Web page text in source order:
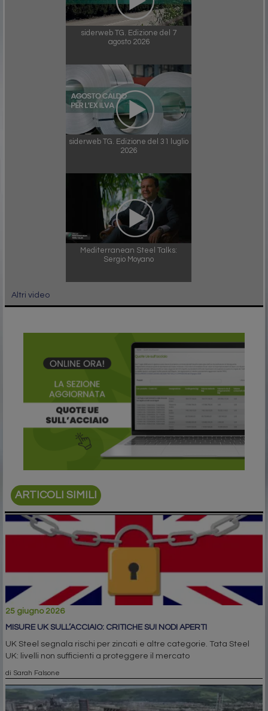
siderweb TG. Edizione del 7
agosto 2026
siderweb TG. Edizione del 31 luglio
2026
Mediterranean Steel Talks:
Sergio Moyano
Altri video
ARTICOLI SIMILI
25 giugno 2026
MISURE UK SULL’ACCIAIO: CRITICHE SUI NODI APERTI
UK Steel segnala rischi per zincati e altre categorie. Tata Steel
UK: livelli non sufficienti a proteggere il mercato
di Sarah Falsone